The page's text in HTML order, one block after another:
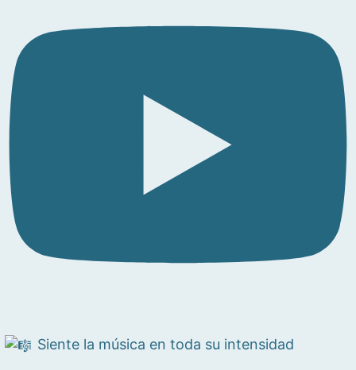
Siente la música en toda su intensidad